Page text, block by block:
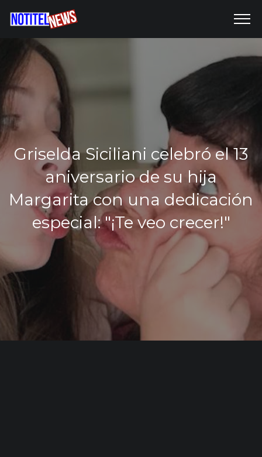
Griselda Siciliani celebró el 13
aniversario de su hija
Margarita con una dedicación
especial: "¡Te veo crecer!"